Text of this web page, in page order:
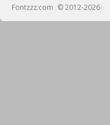
Fontzzz.com © 2012-2026